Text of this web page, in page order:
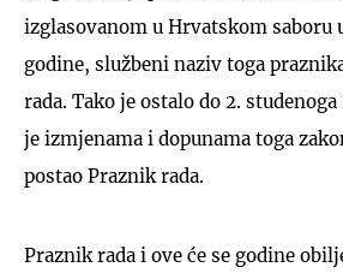
izglasovanom u Hrvatskom saboru
godine, službeni naziv toga
rada. Tako je ostalo do 2.
je izmjenama i dopunama toga
postao Praznik rada.
Praznik rada i ove će se godine